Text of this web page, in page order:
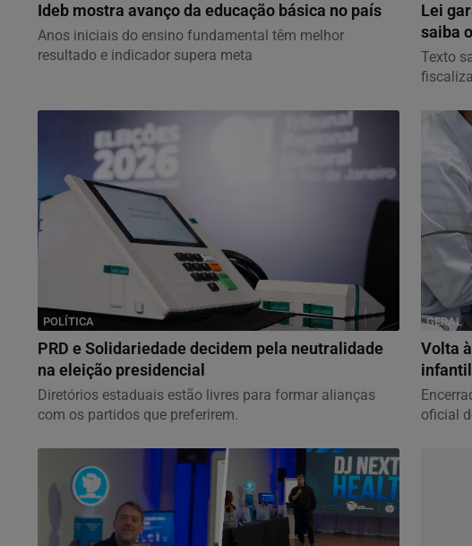
Ideb mostra avanço da educação básica no país
Anos iniciais do ensino fundamental têm melhor
resultado e indicador supera meta
Lei
saiba
Texto
POLÍTICA
PRD e Solidariedade decidem pela neutralidade
na eleição presidencial
Diretórios estaduais estão livres para formar alianças
com os partidos que preferirem.
GERAL
Volta
oficial